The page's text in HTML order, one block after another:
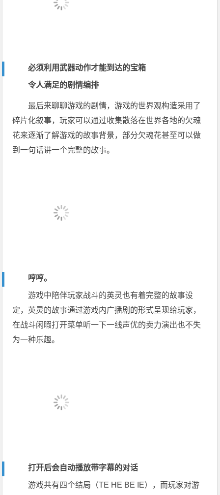
必须利用武器动作才能到达的宝箱
令人满足的剧情编排
最后来聊聊游戏的剧情，游戏的世界观构造采用了
碎片化叙事，玩家可以通过收集散落在世界各地的欠魂
花来逐渐了解游戏的故事背景，部分欠魂花甚至可以做
到一句话讲一个完整的故事。
哼哼。
游戏中陪伴玩家战斗的英灵也有着完整的故事设
定，英灵的故事通过游戏内广播剧的形式呈现给玩家，
在战斗闲暇打开菜单听一下一线声优的卖力演出也不失
为一种乐趣。
打开后会自动播放带字幕的对话
游戏共有四个结局（TE HE BE IE），而玩家对游